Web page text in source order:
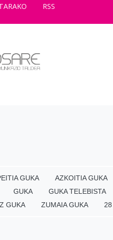
RSS
GUKA AZKOITIA GUKA
GUKA
GUKA TELEBISTA
GUKA
ZUMAIA GUKA 28